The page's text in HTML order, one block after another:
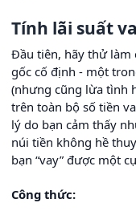
Tính lãi suất
Đầu tiên, hãy thử làm
gốc cố định - một
(nhưng cũng lừa tình
trên toàn bộ số tiền
lý do bạn cảm thấy
núi tiền không hề
bạn “vay” được một
Công thức: